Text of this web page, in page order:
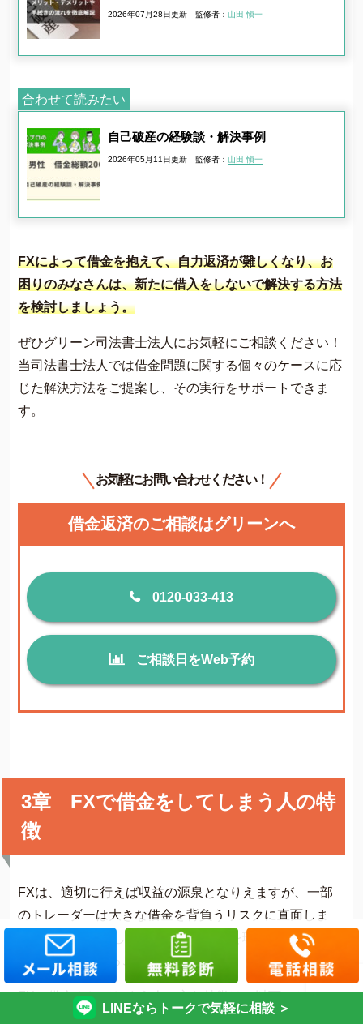
2026年07月28日更新 監修者： 山田 愼一
合わせて読みたい
自己破産の経験談・解決事例
2026年05月11日更新 監修者： 山田 愼一
FXによって借金を抱えて、自力返済が難しくなり、お
困りのみなさんは、新たに借入をしないで解決する方法
を検討しましょう。
ぜひグリーン司法書士法人にお気軽にご相談ください！
当司法書士法人では借金問題に関する個々のケースに応
じた解決方法をご提案し、その実行をサポートできま
す。
お気軽にお問い合わせください！
借金返済のご相談はグリーンへ
0120-033-413
ご相談日をWeb予約
3章 FXで借金をしてしまう人の特
徴
FXは、適切に行えば収益の源泉となりえますが、一部
のトレーダーは大きな借金を背負うリスクに直面しま
す。FXで借金をしてしまう人の特徴を理解し、自身の
取引戦略を省みることが重要です。
FXで借金をしてしまう人の主な特徴は、以下のとおり
LINEならトークで気軽に相談 ＞